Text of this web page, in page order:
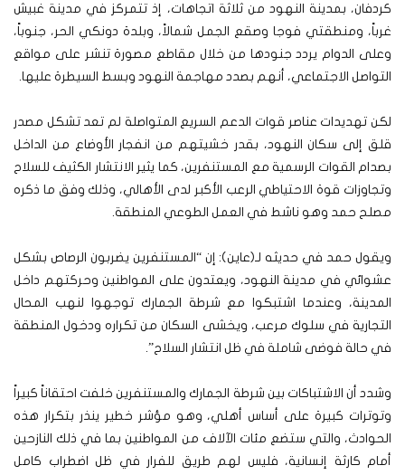
كردفان، بمدينة النهود من ثلاثة اتجاهات، إذ تتمركز في مدينة غبيش
غرباً، ومنطقتي فوجا وصقع الجمل شمالاً، وبلدة دونكي الحر، جنوباً،
وعلى الدوام يردد جنودها من خلال مقاطع مصورة تنشر على مواقع
التواصل الاجتماعي، أنهم بصدد مهاجمة النهود وبسط السيطرة عليها.
لكن تهديدات عناصر قوات الدعم السريع المتواصلة لم تعد تشكل مصدر
قلق إلى سكان النهود، بقدر خشيتهم من انفجار الأوضاع من الداخل
بصدام القوات الرسمية مع المستنفرين، كما يثير الانتشار الكثيف للسلاح
وتجاوزات قوة الاحتياطي الرعب الأكبر لدى الأهالي، وذلك وفق ما ذكره
مصلح حمد وهو ناشط في العمل الطوعي المنطقة.
ويقول حمد في حديثه لـ(عاين): إن “المستنفرين يضربون الرصاص بشكل
عشوائي في مدينة النهود، ويعتدون على المواطنين وحركتهم داخل
المدينة، وعندما اشتبكوا مع شرطة الجمارك توجهوا لنهب المحال
التجارية في سلوك مرعب، ويخشى السكان من تكراره ودخول المنطقة
في حالة فوضى شاملة في ظل انتشار السلاح”.
وشدد أن الاشتباكات بين شرطة الجمارك والمستنفرين خلفت احتقاناً كبيراً
وتوترات كبيرة على أساس أهلي، وهو مؤشر خطير ينذر بتكرار هذه
الحوادث، والتي ستضع مئات الآلاف من المواطنين بما في ذلك النازحين
أمام كارثة إنسانية، فليس لهم طريق للفرار في ظل اضطراب كامل